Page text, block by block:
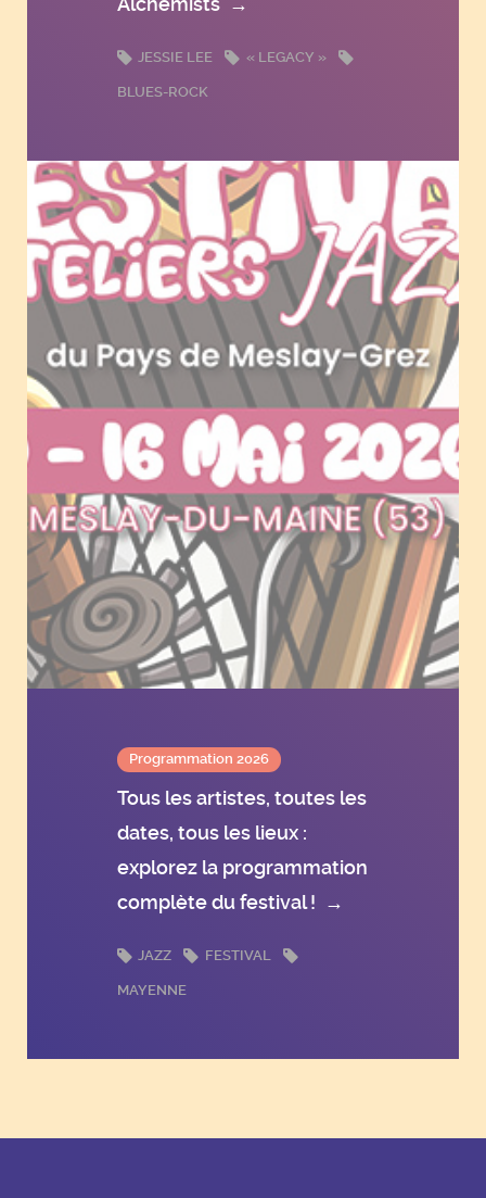
JESSIE LEE « LEGACY »
BLUES-ROCK
Programmation 2026
Tous les artistes, toutes les
dates, tous les lieux :
explorez la programmation
complète du festival ! →
JAZZ FESTIVAL
MAYENNE